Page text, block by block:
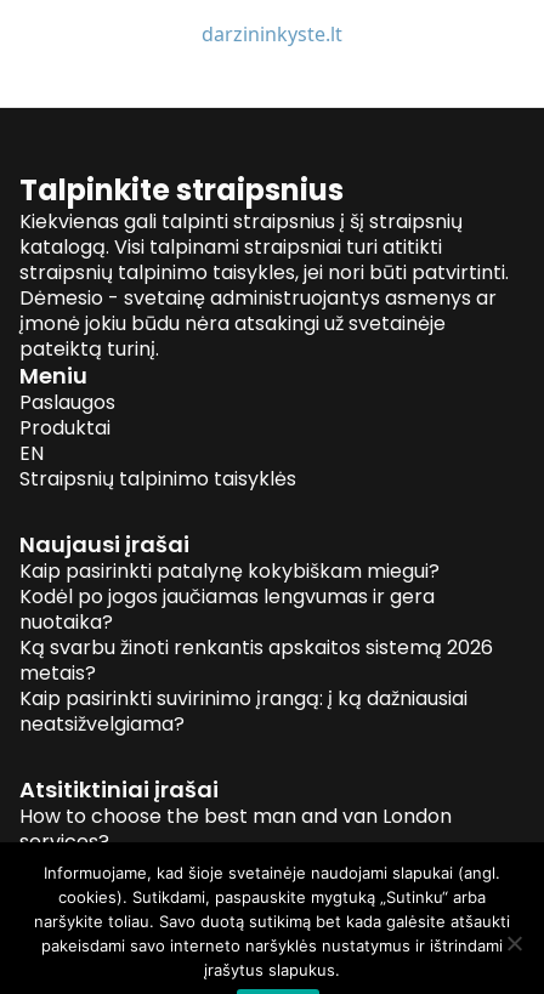
darzininkyste.lt
Talpinkite straipsnius
Kiekvienas gali talpinti straipsnius į šį straipsnių
katalogą. Visi talpinami straipsniai turi atitikti
straipsnių talpinimo taisykles, jei nori būti patvirtinti.
Dėmesio - svetainę administruojantys asmenys ar
įmonė jokiu būdu nėra atsakingi už svetainėje
pateiktą turinį.
Meniu
Paslaugos
Produktai
EN
Straipsnių talpinimo taisyklės
Naujausi įrašai
Kaip pasirinkti patalynę kokybiškam miegui?
Kodėl po jogos jaučiamas lengvumas ir gera
nuotaika?
Ką svarbu žinoti renkantis apskaitos sistemą 2026
metais?
Kaip pasirinkti suvirinimo įrangą: į ką dažniausiai
neatsižvelgiama?
Atsitiktiniai įrašai
How to choose the best man and van London
services?
Kompiuterių remontas greitai ir kokybiškai
Techniniai vertimai: konkretu, aišku, profesionalu
Reklama Internete
Informuojame, kad šioje svetainėje naudojami slapukai (angl.
cookies). Sutikdami, paspauskite mygtuką „Sutinku“ arba
naršykite toliau. Savo duotą sutikimą bet kada galėsite atšaukti
pakeisdami savo interneto naršyklės nustatymus ir ištrindami
įrašytus slapukus.